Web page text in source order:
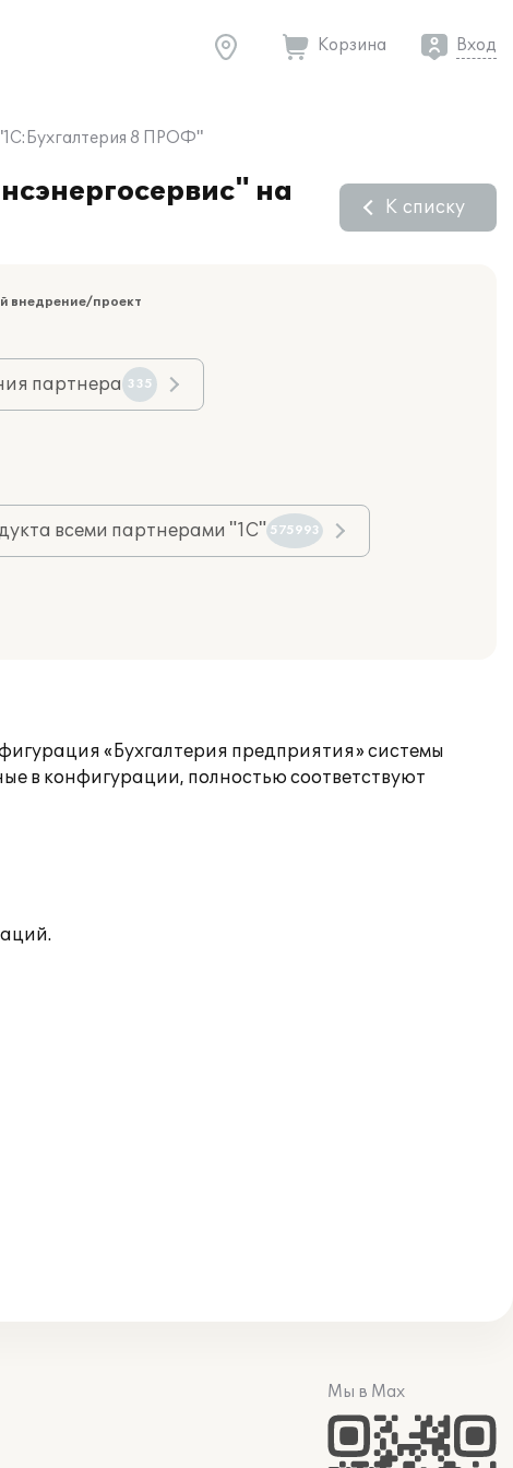
Корзина Вход
8 ПРОФ"
на
К списку
внедрение/проект
партнера 335
всеми партнерами "1С" 575993
«Бухгалтерия предприятия» системы
в конфигурации, полностью соответствуют
Мы в Max